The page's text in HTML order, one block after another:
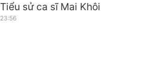
Tiểu sử ca sĩ Mai Khôi
23:56